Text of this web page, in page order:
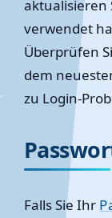
aktualisieren
verwendet
Überprüfen
dem
zu Login-
Falls Sie Ihr